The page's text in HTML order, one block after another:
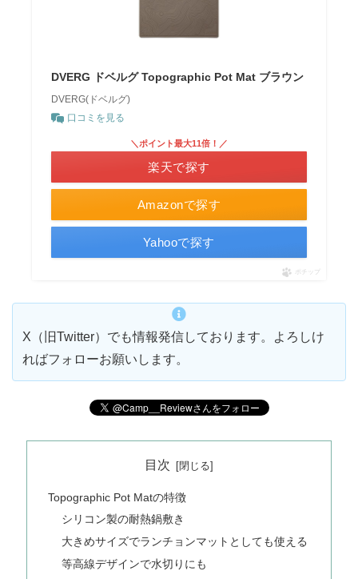
DVERG ドベルグ Topographic Pot Mat ブラウン
DVERG(ドベルグ)
口コミを見る
Amazonで探す
＼ポイント最大11倍！／
楽天で探す
Yahooで探す
ポチップ
X（旧Twitter）でも情報発信しております。よろしけ
ればフォローお願いします。
目次
Topographic Pot Matの特徴
シリコン製の耐熱鍋敷き
大きめサイズでランチョンマットとしても使える
等高線デザインで水切りにも